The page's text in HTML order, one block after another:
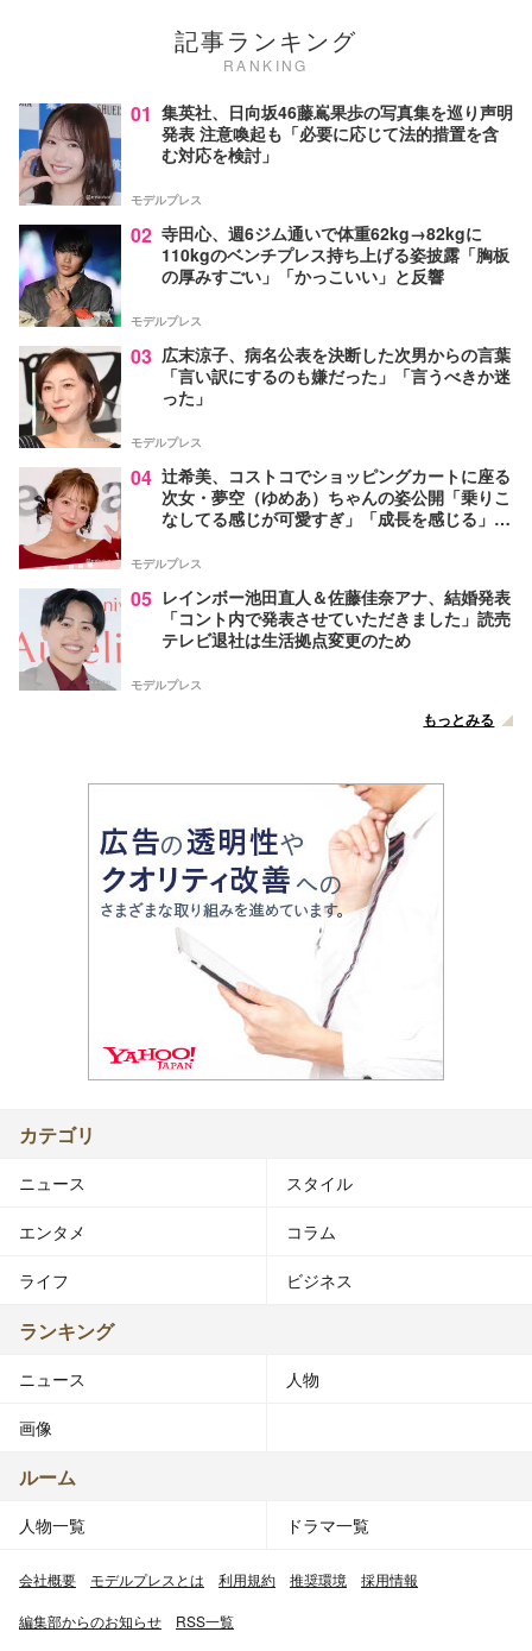
記事ランキング
RANKING
01 集英社、日向坂46藤嶌果歩の写真集を巡り声明
発表 注意喚起も「必要に応じて法的措置を含
む対応を検討」
モデルプレス
02 寺田心、週6ジム通いで体重62kg→82kgに
110kgのベンチプレス持ち上げる姿披露「胸板
の厚みすごい」「かっこいい」と反響
モデルプレス
03 広末涼子、病名公表を決断した次男からの言葉
「言い訳にするのも嫌だった」「言うべきか迷
った」
モデルプレス
04 辻希美、コストコでショッピングカートに座る
次女・夢空（ゆめあ）ちゃんの姿公開「乗りこ
なしてる感じが可愛すぎ」「成長を感じる」の
モデルプレス
05 レインボー池田直人＆佐藤佳奈アナ、結婚発表
「コント内で発表させていただきました」読売
テレビ退社は生活拠点変更のため
モデルプレス
もっとみる
カテゴリ
ニュース スタイル
エンタメ コラム
ライフ ビジネス
ランキング
ニュース 人物
画像
ルーム
人物一覧 ドラマ一覧
会社概要 モデルプレスとは 利用規約 推奨環境 採用情報
編集部からのお知らせ RSS一覧